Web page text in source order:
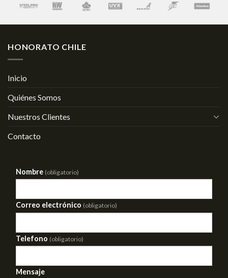
HONORATO CHILE
Inicio
Quiénes Somos
Nuestros Clientes
Contacto
Nombre (obligatorio)
Correo electrónico (obligatorio)
Telefono (obligatorio)
Mensaje